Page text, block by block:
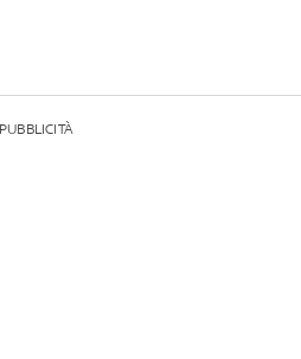
PUBBLICITÀ